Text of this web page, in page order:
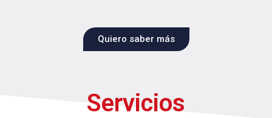
Quiero saber más
Servicios